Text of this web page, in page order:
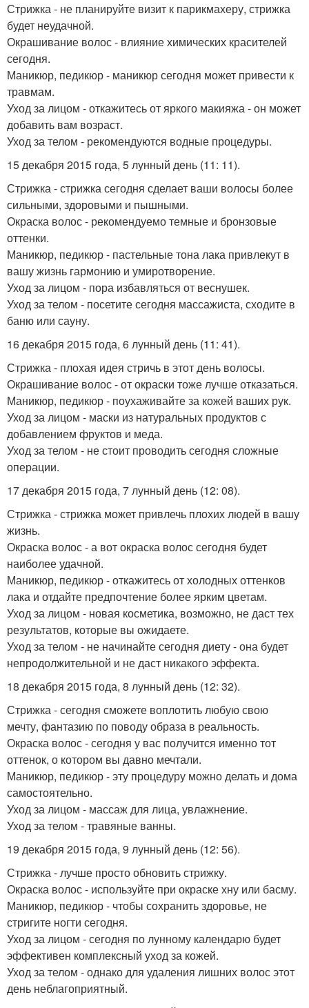
Стрижка - не планируйте визит к парикмахеру, стрижка
будет неудачной.
Окрашивание волос - влияние химических красителей
сегодня.
Маникюр, педикюр - маникюр сегодня может привести к
травмам.
Уход за лицом - откажитесь от яркого макияжа - он может
добавить вам возраст.
Уход за телом - рекомендуются водные процедуры.
15 декабря 2015 года, 5 лунный день (11: 11).
Стрижка - стрижка сегодня сделает ваши волосы более
сильными, здоровыми и пышными.
Окраска волос - рекомендуемо темные и бронзовые
оттенки.
Маникюр, педикюр - пастельные тона лака привлекут в
вашу жизнь гармонию и умиротворение.
Уход за лицом - пора избавляться от веснушек.
Уход за телом - посетите сегодня массажиста, сходите в
баню или сауну.
16 декабря 2015 года, 6 лунный день (11: 41).
Стрижка - плохая идея стричь в этот день волосы.
Окрашивание волос - от окраски тоже лучше отказаться.
Маникюр, педикюр - поухаживайте за кожей ваших рук.
Уход за лицом - маски из натуральных продуктов с
добавлением фруктов и меда.
Уход за телом - не стоит проводить сегодня сложные
операции.
17 декабря 2015 года, 7 лунный день (12: 08).
Стрижка - стрижка может привлечь плохих людей в вашу
жизнь.
Окраска волос - а вот окраска волос сегодня будет
наиболее удачной.
Маникюр, педикюр - откажитесь от холодных оттенков
лака и отдайте предпочтение более ярким цветам.
Уход за лицом - новая косметика, возможно, не даст тех
результатов, которые вы ожидаете.
Уход за телом - не начинайте сегодня диету - она будет
непродолжительной и не даст никакого эффекта.
18 декабря 2015 года, 8 лунный день (12: 32).
Стрижка - сегодня сможете воплотить любую свою
мечту, фантазию по поводу образа в реальность.
Окраска волос - сегодня у вас получится именно тот
оттенок, о котором вы давно мечтали.
Маникюр, педикюр - эту процедуру можно делать и дома
самостоятельно.
Уход за лицом - массаж для лица, увлажнение.
Уход за телом - травяные ванны.
19 декабря 2015 года, 9 лунный день (12: 56).
Стрижка - лучше просто обновить стрижку.
Окраска волос - используйте при окраске хну или басму.
Маникюр, педикюр - чтобы сохранить здоровье, не
стригите ногти сегодня.
Уход за лицом - сегодня по лунному календарю будет
эффективен комплексный уход за кожей.
Уход за телом - однако для удаления лишних волос этот
день неблагоприятный.